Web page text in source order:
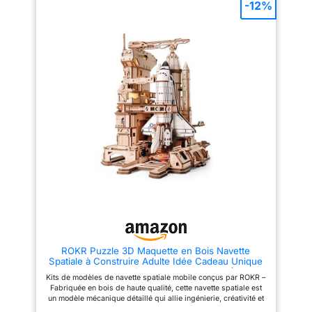
dissimulé, chaque fenêtre et
chaque tour s'illuminent
chaleureusement, créant une
ambiance nocturne magique. Un
papier texturé spécial aux
accents métalliques met en
valeur les toits, tandis que des
sculptures et des balcons
raffinés rehaussent son charme
décoratif. 【Interaction
mécanique】 Plus qu'une
simple maquette, ce château est
doté d'un mécanisme complexe
à engrenages. Les hélices et les
détails structurels bougent à
qualité supérieure】Fabriqué
avec du bois découpé au laser
avec précision et du papier
spécial luxueux, ce puzzle de
expérience d'assemblage
enrichissante de 10 à 15 heures.
Chaque pièce s'assemble
cerisier en fleurs. Fenêtres et
portes bleues ouvrables,
fonctionnel, balançoires, bancs
– chaque détail crée une scène
réaliste et chaleureuse. Ce
puzzle 3D en bois est aussi un
kit de maison miniature à
assembler soi-même. 🧩【5
Heures d’Assemblage
Détendu】Profitez de 5 heures
de détente en famille ! Les
puzzles en bois Rolife sont faits
de bois épais et de haute
qualité, découpés avec
précision au laser. Les pièces
s’assemblent solidement grâce
Bibliothèque】Ce kit est à la
décoratif. Il constitue un
excellent cadeau pour les
l’occasion de Noël, de la Saint-
Valentin, de la fête des Mères,
des Pères ou des Enfants. 💕
ROKR Puzzle 3D Maquette en Bois Navette
Spatiale à Construire Adulte Idée Cadeau Unique
pour Homme(Space Shuttle LKA02)
Kits de modèles de navette spatiale mobile conçus par ROKR –
Fabriquée en bois de haute qualité, cette navette spatiale est
un modèle mécanique détaillé qui allie ingénierie, créativité et
-12%